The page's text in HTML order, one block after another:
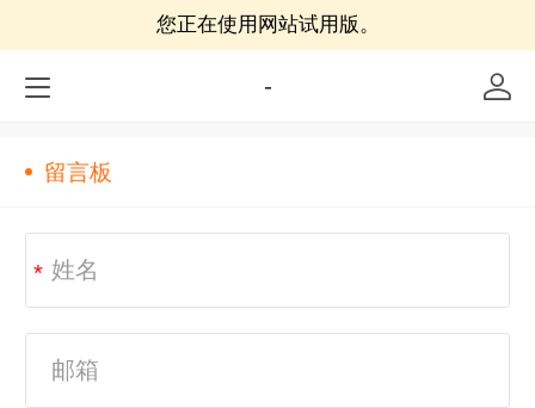
您正在使用网站试用版。
-
留言板
*